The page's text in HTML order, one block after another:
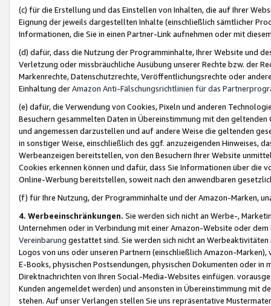
(c) für die Erstellung und das Einstellen von Inhalten, die auf Ihrer
Eignung der jeweils dargestellten Inhalte (einschließlich sämtlicher
Informationen, die Sie in einen Partner-Link aufnehmen oder mit
(d) dafür, dass die Nutzung der Programminhalte, Ihrer Website und
Verletzung oder missbräuchliche Ausübung unserer Rechte bzw. der
Markenrechte, Datenschutzrechte, Veröffentlichungsrechte oder
Einhaltung derAmazon Anti-Fälschungsrichtlinien für das
(e) dafür, die Verwendung von Cookies, Pixeln und anderen
Besuchern gesammelten Daten in Übereinstimmung mit den
und angemessen darzustellen und auf andere Weise die geltenden
in sonstiger Weise, einschließlich des ggf. anzuzeigenden Hinweises,
Werbeanzeigen bereitstellen, von den Besuchern Ihrer Website
Cookies erkennen können und dafür, dass Sie Informationen über die
Online-Werbung bereitstellen, soweit nach den anwendbaren
(f) für Ihre Nutzung, der Programminhalte und der Amazon-Marken,
4. Werbeeinschränkungen. Sie werden sich nicht an Werbe-,
Unternehmen oder in Verbindung mit einer Amazon-Website oder
Vereinbarung gestattet sind. Sie werden sich nicht an
Logos von uns oder unseren Partnern (einschließlich Amazon-
E-Books, physischen Postsendungen, physischen Dokumenten oder in
Direktnachrichten von Ihren Social-Media-Websites einfügen.
Kunden angemeldet werden) und ansonsten in Übereinstimmung mit
stehen. Auf unser Verlangen stellen Sie uns repräsentative